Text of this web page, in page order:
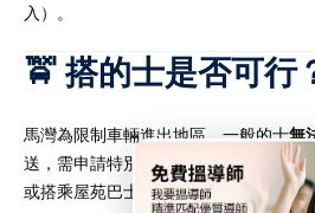
入）。
🚖 搭的士是否可行
馬灣為限制車輛進出地區，一般的士無
送，需申請特別進入許可，或於
馬灣
或搭乘屋苑巴士入內（約 5-10 分鐘）。